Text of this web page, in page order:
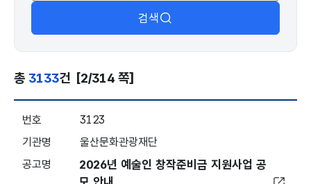
검색
총 3133건 [2/314 쪽]
3123
울산문화관광재단
2026년 예술인 창작준비금 지원사업 공